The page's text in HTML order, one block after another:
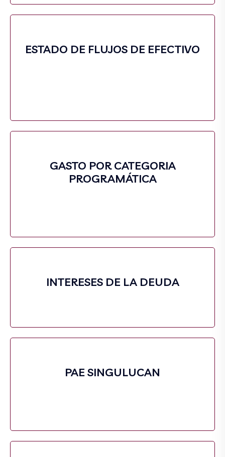
ESTADO DE FLUJOS DE EFECTIVO
GASTO POR CATEGORIA
PROGRAMÁTICA
INTERESES DE LA DEUDA
PAE SINGULUCAN